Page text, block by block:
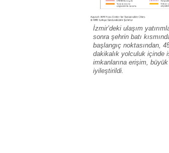
İzmir’deki ulaşım
sonra şehrin batı
başlangıç noktasından,
dakikalık yolculuk içinde
imkanlarına erişim,
iyileştirildi.